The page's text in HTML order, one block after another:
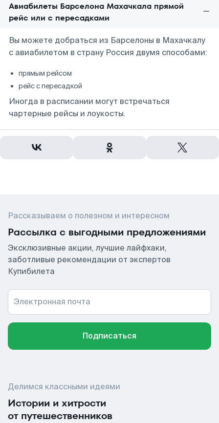
Авиабилеты Барселона Махачкала прямой
рейс или с пересадками
Вы можете добраться из Барселоны в Махачкалу
с авиабилетом в страну Россия двумя способами:
прямым рейсом
рейс с пересадкой
Иногда в расписании могут встречаться
чартерные рейсы и лоукосты.
Рассказываем о полезном и интересном
Рассылка с выгодными предложениями
Эксклюзивные акции, лучшие лайфхаки,
заботливые рекомендации от экспертов
Купибилета
Электронная почта
Подписаться
Делимся классными идеями
Истории и хитрости
от путешественников